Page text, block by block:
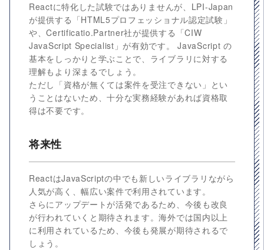
Reactに特化した試験ではありませんが、LPI-Japan
が提供する「HTML5プロフェッショナル認定試験」
や、Certificatio.Partner社が提供する「CIW
JavaScript Specialist」が有効です。 JavaScript の
基本をしっかりと学ぶことで、ライブラリに対する
理解もより深まるでしょう。
ただし「資格が無くては案件を受注できない」とい
うことはないため、十分な実務経験があれば資格取
得は不要です。
将来性
ReactはJavaScriptの中でも新しいライブラリながら
人気が高く、幅広い案件で利用されています。
さらにアップデートが活発であるため、今後も改良
が行われていくと期待されます。海外では国内以上
に利用されているため、今後も発展が期待されるで
しょう。